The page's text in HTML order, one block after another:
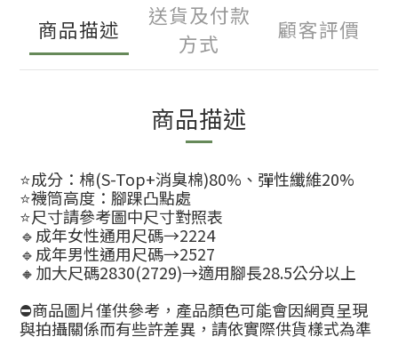
商品描述
送貨及付款
方式
顧客評價
商品描述
⭐️成分：棉(S-Top+消臭棉)80%、彈性纖維20%
⭐️襪筒高度：腳踝凸點處
⭐️尺寸請參考圖中尺寸對照表
🔹成年女性通用尺碼→2224
🔹成年男性通用尺碼→2527
🔸加大尺碼2830(2729)→適用腳長28.5公分以上
⛔商品圖片僅供參考，產品顏色可能會因網頁呈現
與拍攝關係而有些許差異，請依實際供貨樣式為準